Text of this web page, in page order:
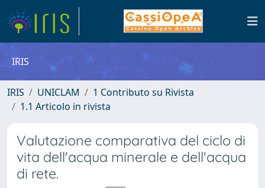
IRIS
IRIS UNICLAM
1 Contributo su Rivista
1.1 Articolo in rivista
Valutazione comparativa del ciclo di
vita dell'acqua minerale e dell'acqua
di rete.